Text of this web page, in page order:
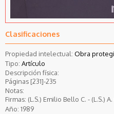
Clasificaciones
Propiedad intelectual: Obra
Tipo: Artículo
Descripción física:
Páginas [231]-235
Notas:
Firmas: (L.S.) Emilio Bello C. - (L.S.)
Año: 1989